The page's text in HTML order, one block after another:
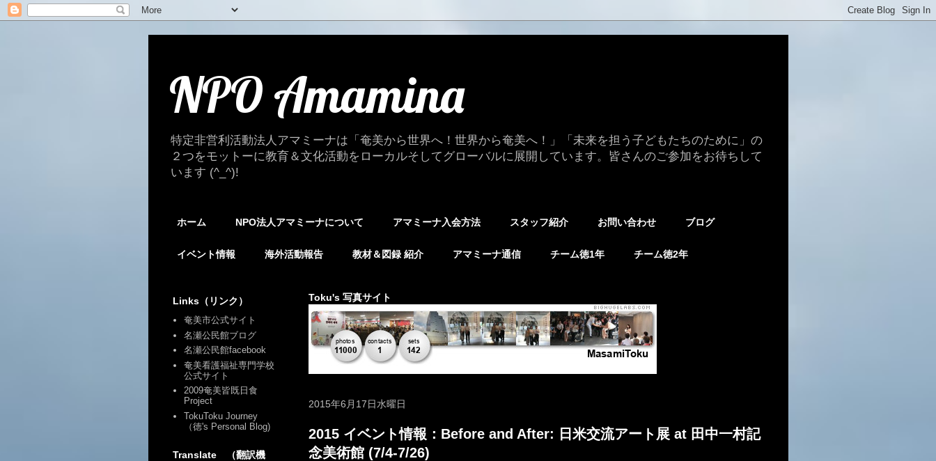
NPO Amamina
特定非営利活動法人アマミーナは「奄美から世界へ！世界から奄美へ！」「未来を担う子どもたちのために」の
２つをモットーに教育＆文化活動をローカルそしてグローバルに展開しています。皆さんのご参加をお待ちして
います (^_^)!
ホーム NPO法人アマミーナについて アマミーナ入会方法 スタッフ紹介 お問い合わせ ブログ
イベント情報 海外活動報告 教材＆図録 紹介 アマミーナ通信 チーム徳1年 チーム徳2年
Toku's 写真サイト
2015年6月17日水曜日
2015 イベント情報：Before and After: 日米交流アート展 at 田中一村記
念美術館 (7/4-7/26)
Links（リンク）
奄美市公式サイト
名瀬公民館ブログ
名瀬公民館facebook
奄美看護福祉専門学校
公式サイト
2009奄美皆既日食
Project
TokuToku Journey
（徳's Personal Blog)
Translate （翻訳機